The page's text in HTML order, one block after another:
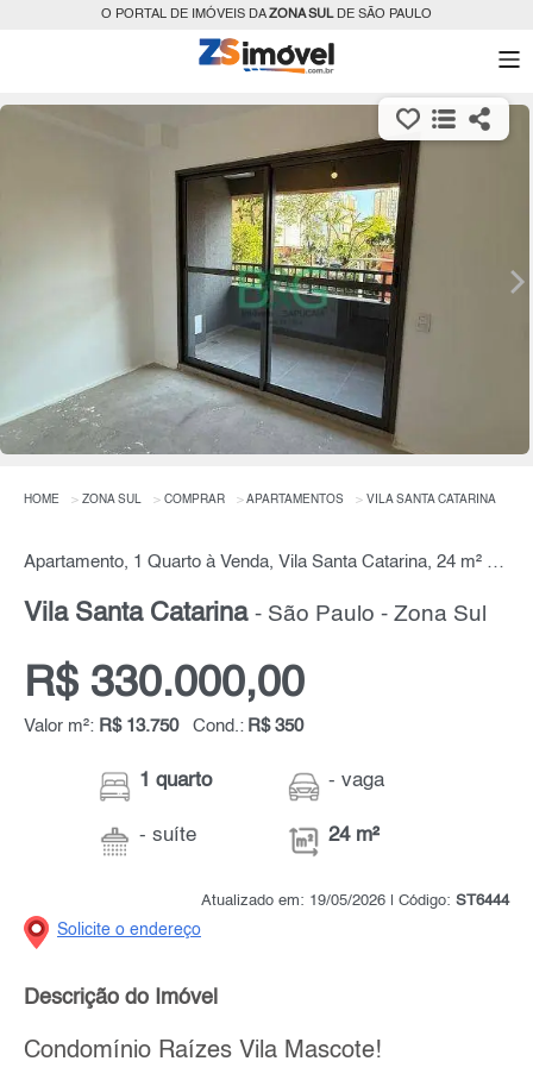
O PORTAL DE IMÓVEIS DAZONA SULDE SÃO PAULO
HOME ZONA SUL COMPRAR APARTAMENTOS VILA SANTA CATARINA
Apartamento, 1 Quarto à Venda, Vila Santa Catarina, 24 m² por R$ 330.000,00
Vila Santa Catarina - São Paulo - Zona Sul
R$ 330.000,00
Valor m²: R$ 13.750 Cond.: R$ 350
1 quarto
- suíte
- vaga
24 m²
Atualizado em: 19/05/2026 | Código: ST6444
Solicite o endereço
Descrição do Imóvel
Condomínio Raízes Vila Mascote!